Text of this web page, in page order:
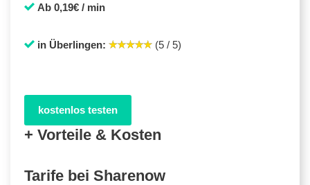
Ab 0,19€ / min
in Überlingen: (5 / 5)
kostenlos testen
+ Vorteile & Kosten
Tarife bei Sharenow